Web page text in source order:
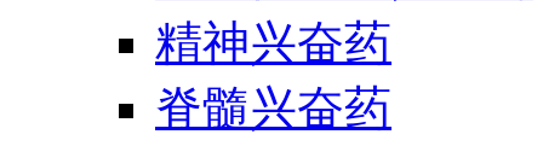
精神兴奋药
脊髓兴奋药